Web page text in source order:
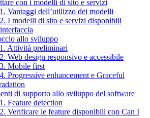
con i modelli di sito e servizi
Vantaggi dell’utilizzo dei modelli
I modelli di sito e servizi disponibili
allo sviluppo
Attività preliminari
Web design responsivo e accessibile
Mobile first
Progressive enhancement e Graceful
di supporto allo sviluppo del software
Feature detection
Verificare le feature disponibili con Can I